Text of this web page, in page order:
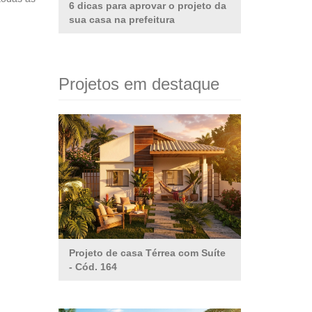
6 dicas para aprovar o projeto da
sua casa na prefeitura
Projetos em destaque
Projeto de casa Térrea com Suíte
- Cód. 164